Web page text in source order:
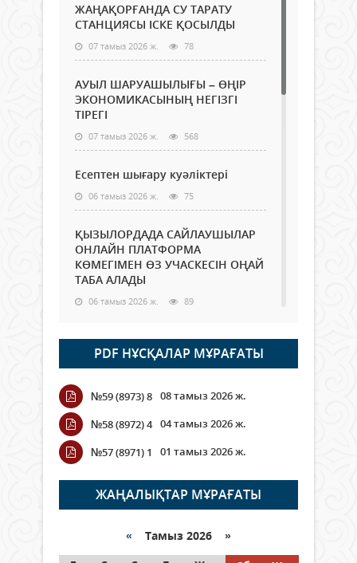
ЖАҢАҚОРҒАНДА СУ ТАРАТУ
СТАНЦИЯСЫ ІСКЕ ҚОСЫЛДЫ
07 тамыз 2026 ж. 78
АУЫЛ ШАРУАШЫЛЫҒЫ – ӨҢІР
ЭКОНОМИКАСЫНЫҢ НЕГІЗГІ
ТІРЕГІ
07 тамыз 2026 ж. 568
Есептен шығару куәліктері
06 тамыз 2026 ж. 75
ҚЫЗЫЛОРДАДА САЙЛАУШЫЛАР
ОНЛАЙН ПЛАТФОРМА
КӨМЕГІМЕН ӨЗ УЧАСКЕСІН ОҢАЙ
ТАБА АЛАДЫ
06 тамыз 2026 ж. 89
Open Air: Қызылорда облысы
полиция департаменті 20
мыңнан астам көрерменнің
қауіпсіздігін қамтамасыз етті
06 тамыз 2026 ж.
Wi-Fi ҚАБЫРҒА АРҚЫЛЫ ҚАЛАЙ
ӨТЕДІ?
06 тамыз 2026 ж. 266
граждане Казахстана,
PDF НҰСҚАЛАР МҰРАҒАТЫ
№59 (8973) 8 08 тамыз 2026 ж.
№58 (8972) 4 04 тамыз 2026 ж.
№57 (8971) 1
01 тамыз 2026 ж.
ЖАҢАЛЫҚТАР МҰРАҒАТЫ
« Тамыз 2026 »